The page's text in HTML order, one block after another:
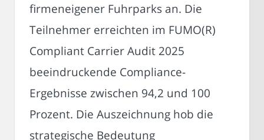
firmeneigener Fuhrparks an. Die
Teilnehmer erreichten im FUMO(R)
Compliant Carrier Audit 2025
beeindruckende Compliance-
Ergebnisse zwischen 94,2 und 100
Prozent. Die Auszeichnung hob die
strategische Bedeutung